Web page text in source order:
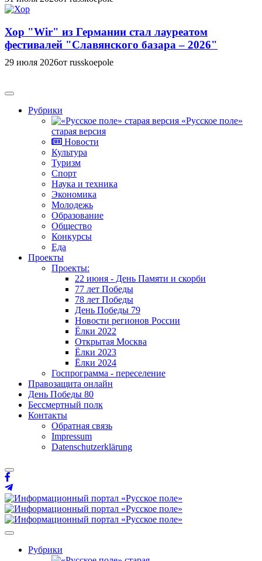
Хор "Wir" из Германии стал лауреатом
фестивалей "Славянского базара – 2026"
29 июля 2026от russkoepole
Рубрики
«Русское поле»
старая версия
Новости
Культура
Туризм
Спорт
Наука и техника
Экономика
Молодежь
Образование
Общество
Конкурсы
Еда
Проекты
Проекты:
22 июня - День Памяти и скорби
77 лет Победы
78 лет Победы
День Победы 79
Новости регионов России
Ёлки 2022
Открытая Москва
Ёлки 2023
Ёлки 2024
Госпрограмма - переселение
Правозащита онлайн
День Победы 80
Бессмертный полк
Контакты
Обратная связь
Impressum
Datenschutzerklärung
Рубрики